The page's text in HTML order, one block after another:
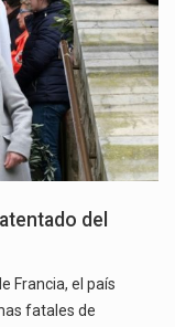
del
Francia, el país
fatales de